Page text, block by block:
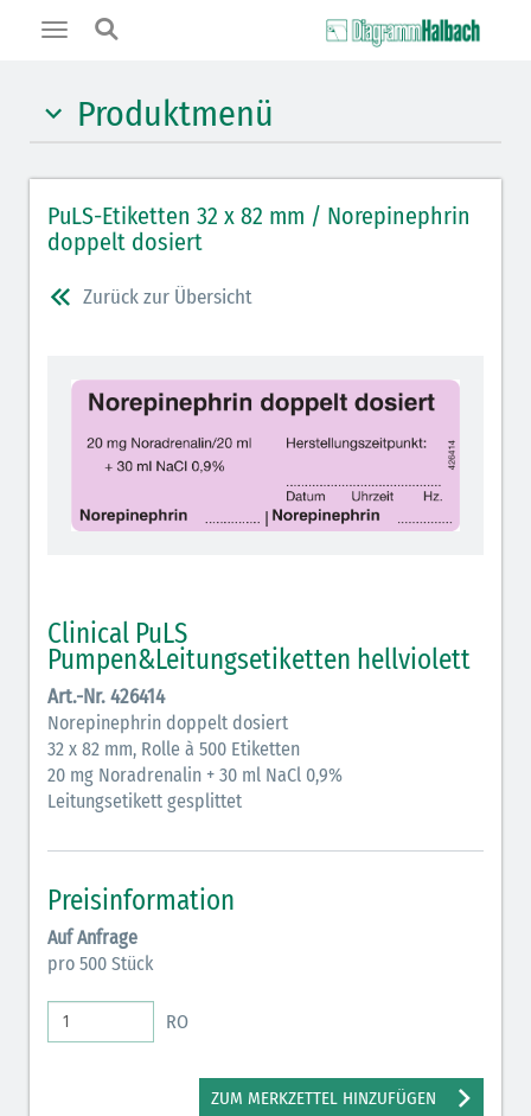
Toggle
Produktmenü
Benzodiazepine (orange)
Muskelrelaxantien (weiß-rot): DIVI 2012
Muskelrelaxans Antagonisten (rot schraffiert): DIVI
Opiate/Opioide (hellblau)
Lokalanästhetika (grau)
Vasopressoren (hellviolett)
Antihypertonika/Vasodilatantien (hellviolett
Antiemetika (salmon)
Verschiedene Medikamente (weiß)
Antikoagulantien (hellgrau/weiß mit schwarzem
Rahmen)
Rahmen)
Elektrolyte (grün-pink)
Elektrolyte Kalium (grün-blau)
Elektrolyte NaCl (grün)
Inodilatatoren (rot-grün)
Antiarrhythmika (rot-blau)
PuLS-Etiketten 32 x 82 mm / Norepinephrin
doppelt dosiert
Zurück zur Übersicht
Clinical PuLS
Pumpen&Leitungsetiketten hellviolett
Art.-Nr. 426414
Norepinephrin doppelt dosiert
32 x 82 mm, Rolle à 500 Etiketten
20 mg Noradrenalin + 30 ml NaCl 0,9%
Leitungsetikett gesplittet
Preisinformation
Auf Anfrage
pro 500 Stück
RO
ZUM MERKZETTEL HINZUFÜGEN